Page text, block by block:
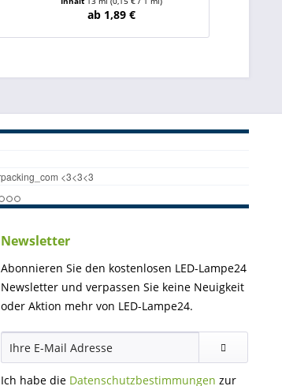
ab 1,89 €
Newsletter
Abonnieren Sie den kostenlosen LED-Lampe24
Newsletter und verpassen Sie keine Neuigkeit
oder Aktion mehr von LED-Lampe24.
Ich habe die Datenschutzbestimmungen zur